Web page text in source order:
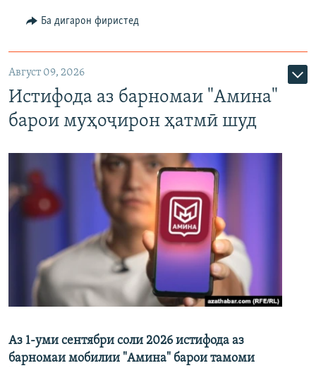
Ба дигарон фиристед
Август 09, 2026
Истифода аз барномаи "Амина"
барои муҳоҷирон ҳатмӣ шуд
Аз 1-уми сентябри соли 2026 истифода аз
барномаи мобилии "Амина" барои тамоми